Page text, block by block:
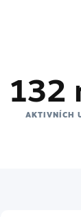
132
AKTIVNÍCH